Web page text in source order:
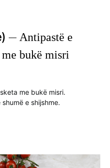
Antipastë e
bukë misri
me bukë misri.
e shijshme.